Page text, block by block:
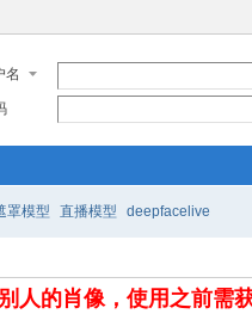
名
罩模型 直播模型 deepfacelive
人的肖像，使用之前需